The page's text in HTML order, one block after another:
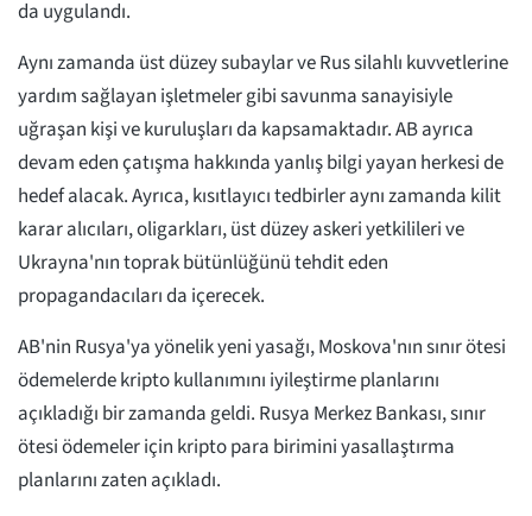
da uygulandı.
Aynı zamanda üst düzey subaylar ve Rus silahlı kuvvetlerine
yardım sağlayan işletmeler gibi savunma sanayisiyle
uğraşan kişi ve kuruluşları da kapsamaktadır. AB ayrıca
devam eden çatışma hakkında yanlış bilgi yayan herkesi de
hedef alacak. Ayrıca, kısıtlayıcı tedbirler aynı zamanda kilit
karar alıcıları, oligarkları, üst düzey askeri yetkilileri ve
Ukrayna'nın toprak bütünlüğünü tehdit eden
propagandacıları da içerecek.
AB'nin Rusya'ya yönelik yeni yasağı, Moskova'nın sınır ötesi
ödemelerde kripto kullanımını iyileştirme planlarını
açıkladığı bir zamanda geldi. Rusya Merkez Bankası, sınır
ötesi ödemeler için kripto para birimini yasallaştırma
planlarını zaten açıkladı.